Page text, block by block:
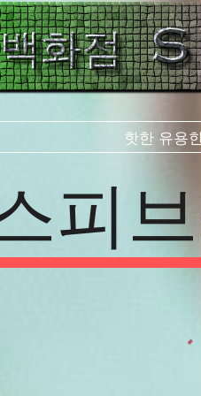
핫한 유용
피